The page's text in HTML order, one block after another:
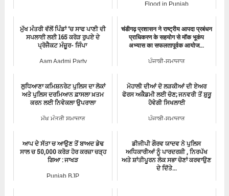
Flood in Punjab
ਮੁੱਖ ਮੰਤਰੀ ਵੱਲੋਂ ਪਿੰਡਾਂ ‘ਚ ਸਾਫ ਪਾਣੀ ਦੀ
ਸਪਲਾਈ ਲਈ 165 ਕਰੋੜ ਰੁਪਏ ਦੇ
ਪ੍ਰੋਜੈਕਟ ਮੰਜ਼ੂਰ- ਜਿੰਪਾ
Aam Aadmi Party
चंडीगढ़ प्रशासन ने राष्ट्रीय आपदा प्रबंधन
प्राधिकरण के सहयोग से मॉक भूकंप
अभ्यास का सफलतापूर्वक आयोज...
ਪੰਜਾਬੀ-ਸਮਾਚਾਰ
ਲੁਧਿਆਣਾ ਕਮਿਸ਼ਨਰੇਟ ਪੁਲਿਸ ਦਾ ਲੋਕਾਂ
ਅਤੇ ਪੁਲਿਸ ਦਰਮਿਆਨ ਫ਼ਾਸਲਾ ਖ਼ਤਮ
ਕਰਨ ਲਈ ਨਿਵੇਕਲਾ ਉਪਰਾਲਾ
ਮੁੱਖ ਮੰਤਰੀ ਸਮਾਚਾਰ
ਮੋਹਾਲੀ ਦੀਆਂ ਦੋ ਲੜਕੀਆਂ ਦੀ ਏਅਰ
ਫੋਰਸ ਅਕੈਡਮੀ ਲਈ ਚੋਣ; ਜਨਵਰੀ ਤੋਂ ਸ਼ੁਰੂ
ਹੋਵੇਗੀ ਸਿਖਲਾਈ
ਪੰਜਾਬੀ-ਸਮਾਚਾਰ
ਆਪ ਦੇ ਸੱਤਾ ਚ ਆਉਣ ਤੋਂ ਬਾਅਦ ਡੇਢ
ਸਾਲ ਚ 50,000 ਕਰੋੜ ਹੋਰ ਕਰਜ਼ਾ ਚੜ੍ਹ
ਗਿਆ : ਜਾਖੜ
Punjab BJP
ਡੀਜੀਪੀ ਗੌਰਵ ਯਾਦਵ ਨੇ ਪੁਲਿਸ
ਅਧਿਕਾਰੀਆਂ ਨੂੰ ਪਾਰਦਰਸ਼ੀ , ਨਿਰਪੱਖ
ਅਤੇ ਸ਼ਾਂਤੀਪੂਰਨ ਲੋਕ ਸਭਾ ਚੋਣਾਂ ਕਰਵਾਉਣ
ਦੇ ਦਿੱਤੇ...